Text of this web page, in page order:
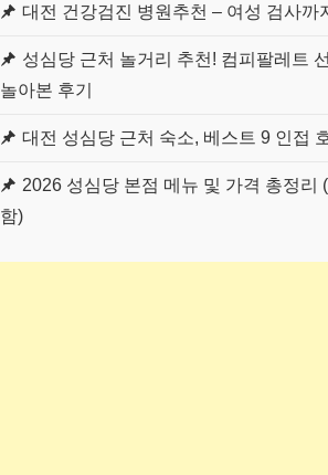
대전 건강검진 병원추천 – 여성 검사까
성심당 근처 놀거리 추천! 컴피팔레트
놀아본 후기
대전 성심당 근처 숙소, 베스트 9 인접
2026 성심당 본점 메뉴 및 가격 총정리
함)